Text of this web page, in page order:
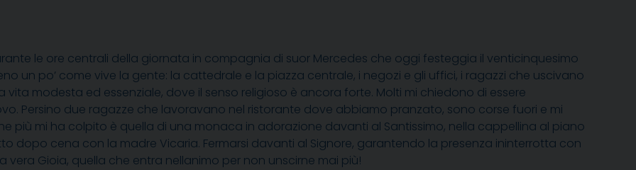
le ore centrali della giornata in compagnia di suor Mercedes che oggi festeggia il venticinquesimo
un po’ come vive la gente: la cattedrale e la piazza centrale, i negozi e gli uffici, i ragazzi che uscivano
modesta ed essenziale, dove il senso religioso è ancora forte. Molti mi chiedono di essere
Persino due ragazze che lavoravano nel ristorante dove abbiamo pranzato, sono corse fuori e mi
più mi ha colpito è quella di una monaca in adorazione davanti al Santissimo, nella cappellina al piano
dopo cena con la madre Vicaria. Fermarsi davanti al Signore, garantendo la presenza ininterrotta con
Gioia, quella che entra nellanimo per non unscirne mai più!